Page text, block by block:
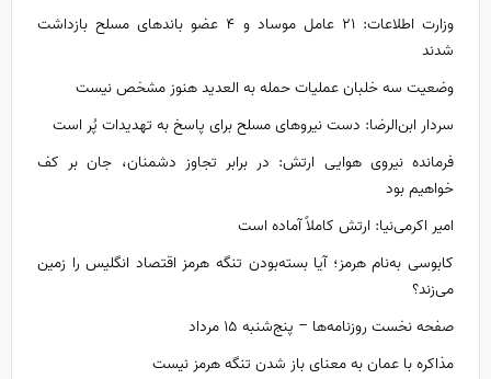
وزارت اطلاعات: ۲۱ عامل موساد و ۴ عضو باند‌های مسلح بازداشت
شدند
وضعیت سه خلبان عملیات حمله به العدید هنوز مشخص نیست
سردار ابن‌الرضا: دست نیرو‌های مسلح برای پاسخ به تهدیدات پُر است
فرمانده نیروی هوایی ارتش: در برابر تجاوز دشمنان، جان بر کف
خواهیم بود
امیر اکرمی‌نیا: ارتش کاملاً آماده است
کابوسی به‌نام هرمز؛ آیا بسته‌بودن تنگه هرمز اقتصاد انگلیس را زمین
می‌زند؟
صفحه نخست روزنامه‌ها – پنج‌شنبه ۱۵ مرداد
مذاکره با عمان به معنای باز شدن تنگه هرمز نیست